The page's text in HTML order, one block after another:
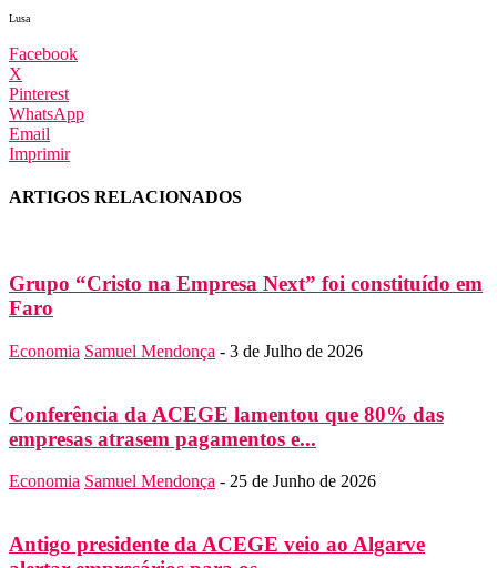
Lusa
Facebook
X
Pinterest
WhatsApp
Email
Imprimir
ARTIGOS RELACIONADOS
Grupo “Cristo na Empresa Next” foi constituído em
Faro
Economia Samuel Mendonça - 3 de Julho de 2026
Conferência da ACEGE lamentou que 80% das
empresas atrasem pagamentos e...
Economia Samuel Mendonça - 25 de Junho de 2026
Antigo presidente da ACEGE veio ao Algarve